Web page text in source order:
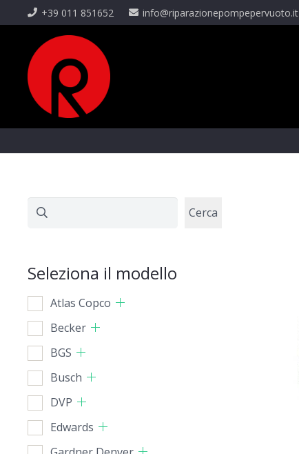
+39 011 851652 info@riparazionepompepervuoto.it
Cerca Cerca
Seleziona il modello
Atlas Copco
Becker
BGS
Busch
DVP
Edwards